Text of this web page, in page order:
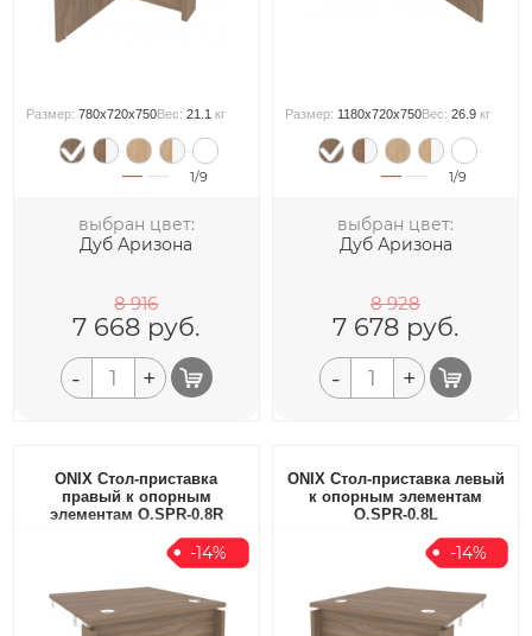
Размер:780x720x750Вес:21.1 кг
1/9
выбран цвет:
Дуб Аризона
8 916
7 668 руб.
- +
Размер: 1180x720x750Вес:26.9 кг
1/9
выбран цвет:
Дуб Аризона
8 928
7 678 руб.
- +
ONIX Стол-приставка
правый к опорным
элементам O.SPR-0.8R
-14%
ONIX Стол-приставка левый
к опорным элементам
O.SPR-0.8L
-14%